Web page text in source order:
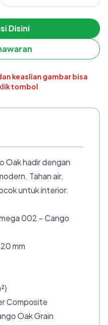
Disini
keaslian gambar bisa
tombol
Oak hadir dengan
Tahan air,
untuk interior.
002 – Cango
mm
Composite
Oak Grain